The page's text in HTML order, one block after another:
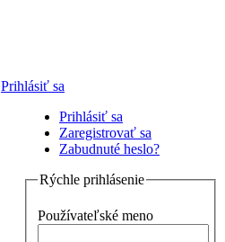
Prihlásiť sa
Prihlásiť sa
Zaregistrovať sa
Zabudnuté heslo?
Rýchle prihlásenie
Používateľské meno